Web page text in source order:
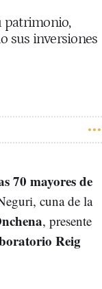
patrimonio,
sus inversiones
70 mayores de
cuna de la
, presente
Reig